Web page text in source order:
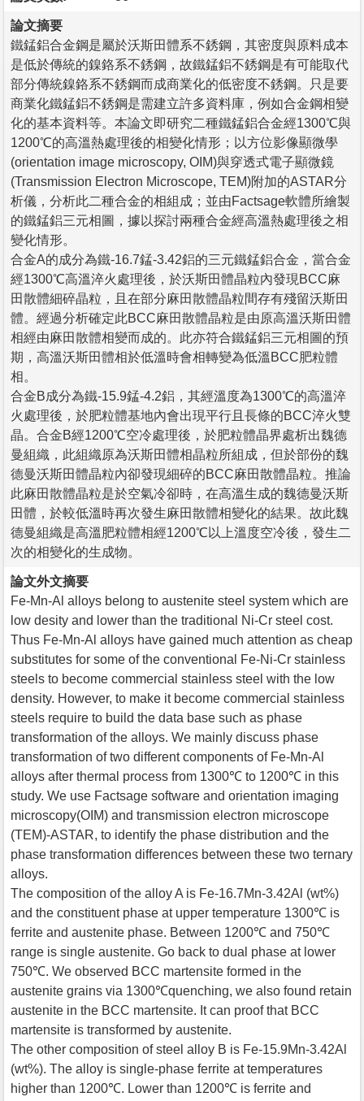
論文摘要
鐵錳鋁合金鋼是屬於沃斯田體系不銹鋼，其密度與原料成本
是低於傳統的鎳鉻系不銹鋼，故鐵錳鋁不銹鋼是有可能取代
部分傳統鎳鉻系不銹鋼而成商業化的低密度不銹鋼。只是要
商業化鐵錳鋁不銹鋼是需建立許多資料庫，例如合金鋼相變
化的基本資料等。本論文即研究二種鐵錳鋁合金經1300℃與
1200℃的高溫熱處理後的相變化情形；以方位影像顯微學
(orientation image microscopy, OIM)與穿透式電子顯微鏡
(Transmission Electron Microscope, TEM)附加的ASTAR分
析儀，分析此二種合金的相組成；並由Factsage軟體所繪製
的鐵錳鋁三元相圖，據以探討兩種合金經高溫熱處理後之相
變化情形。
合金A的成分為鐵-16.7錳-3.42鋁的三元鐵錳鋁合金，當合金
經1300℃高溫淬火處理後，於沃斯田體晶粒內發現BCC麻
田散體細碎晶粒，且在部分麻田散體晶粒間存有殘留沃斯田
體。經過分析確定此BCC麻田散體晶粒是由原高溫沃斯田體
相經由麻田散體相變而成的。此亦符合鐵錳鋁三元相圖的預
期，高溫沃斯田體相於低溫時會相轉變為低溫BCC肥粒體
相。
合金B成分為鐵-15.9錳-4.2鋁，其經溫度為1300℃的高溫淬
火處理後，於肥粒體基地內會出現平行且長條的BCC淬火雙
晶。合金B經1200℃空冷處理後，於肥粒體晶界處析出魏德
曼組織，此組織原為沃斯田體相晶粒所組成，但於部份的魏
德曼沃斯田體晶粒內卻發現細碎的BCC麻田散體晶粒。推論
此麻田散體晶粒是於空氣冷卻時，在高溫生成的魏德曼沃斯
田體，於較低溫時再次發生麻田散體相變化的結果。故此魏
德曼組織是高溫肥粒體相經1200℃以上溫度空冷後，發生二
次的相變化的生成物。
論文外文摘要
Fe-Mn-Al alloys belong to austenite steel system which are
low desity and lower than the traditional Ni-Cr steel cost.
Thus Fe-Mn-Al alloys have gained much attention as cheap
substitutes for some of the conventional Fe-Ni-Cr stainless
steels to become commercial stainless steel with the low
density. However, to make it become commercial stainless
steels require to build the data base such as phase
transformation of the alloys. We mainly discuss phase
transformation of two different components of Fe-Mn-Al
alloys after thermal process from 1300℃ to 1200℃ in this
study. We use Factsage software and orientation imaging
microscopy(OIM) and transmission electron microscope
(TEM)-ASTAR, to identify the phase distribution and the
phase transformation differences between these two ternary
alloys.
The composition of the alloy A is Fe-16.7Mn-3.42Al (wt%)
and the constituent phase at upper temperature 1300℃ is
ferrite and austenite phase. Between 1200℃ and 750℃
range is single austenite. Go back to dual phase at lower
750℃. We observed BCC martensite formed in the
austenite grains via 1300℃quenching, we also found retain
austenite in the BCC martensite. It can proof that BCC
martensite is transformed by austenite.
The other composition of steel alloy B is Fe-15.9Mn-3.42Al
(wt%). The alloy is single-phase ferrite at temperatures
higher than 1200℃. Lower than 1200℃ is ferrite and